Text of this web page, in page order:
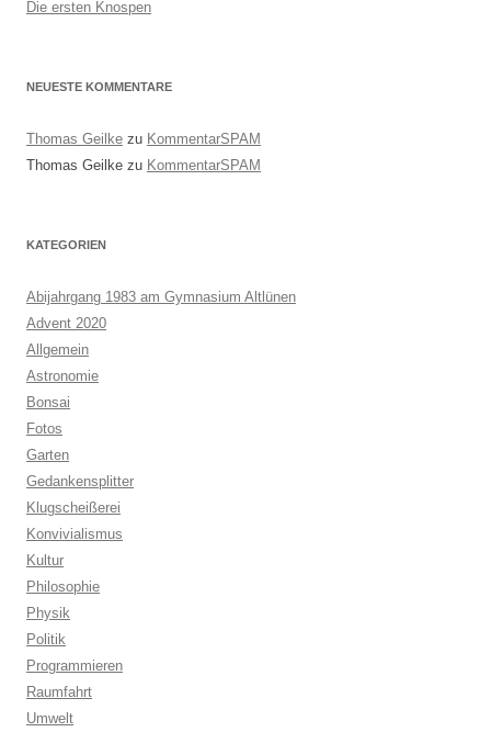
Die ersten Knospen
NEUESTE KOMMENTARE
Thomas Geilke zu KommentarSPAM
Thomas Geilke zu KommentarSPAM
KATEGORIEN
Abijahrgang 1983 am Gymnasium Altlünen
Advent 2020
Allgemein
Astronomie
Bonsai
Fotos
Garten
Gedankensplitter
Klugscheißerei
Konvivialismus
Kultur
Philosophie
Physik
Politik
Programmieren
Raumfahrt
Umwelt